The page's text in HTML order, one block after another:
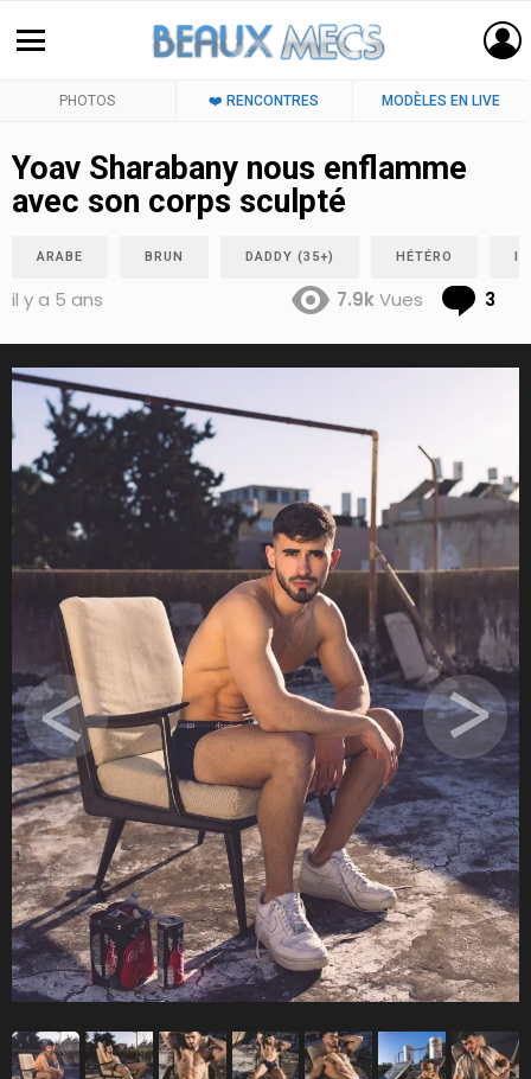
PHOTOS ❤️ RENCONTRES MODÈLES EN LIVE
Yoav Sharabany nous enflamme
avec son corps sculpté
ARABE BRUN DADDY (35+) HÉTÉRO
il y a 5 ans 7.9kVues 3